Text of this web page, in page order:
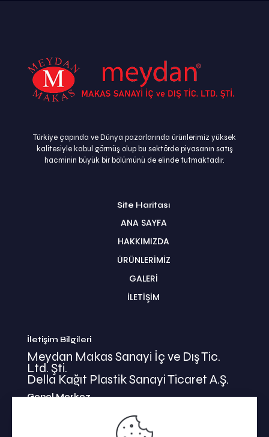
Türkiye çapında ve Dünya pazarlarında ürünlerimiz yüksek
kalitesiyle kabul görmüş olup bu sektörde piyasanın satış
hacminin büyük bir bölümünü de elinde tutmaktadır.
Site Haritası
ANA SAYFA
HAKKIMIZDA
ÜRÜNLERİMİZ
GALERİ
İLETİŞİM
İletişim Bilgileri
Meydan Makas Sanayi İç ve Dış Tic.
Ltd. Şti.
Della Kağıt Plastik Sanayi Ticaret A.Ş.
Genel Merkez
İkitelli Mehmet Akif Mahallesi
Bahariye Cad. Basın Ekspress Yolu No:47/1